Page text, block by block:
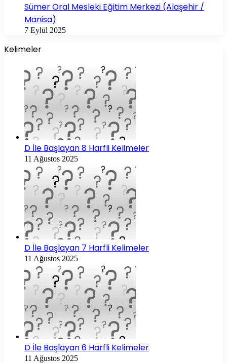
Sümer Oral Mesleki Eğitim Merkezi (Alaşehir /
Manisa)
7 Eylül 2025
Kelimeler
D İle Başlayan 8 Harfli Kelimeler
11 Ağustos 2025
D İle Başlayan 7 Harfli Kelimeler
11 Ağustos 2025
D İle Başlayan 6 Harfli Kelimeler
11 Ağustos 2025